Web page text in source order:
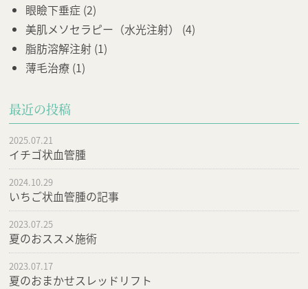
眼瞼下垂症 (2)
美肌メソセラピー（水光注射）
(4)
脂肪溶解注射 (1)
薄毛治療 (1)
最近の投稿
イチゴ状血管腫
2025.07.21
いちご状血管腫の記事
2024.10.29
夏のおススメ施術
2023.07.25
夏のおまかせスレッドリフト
2023.07.17